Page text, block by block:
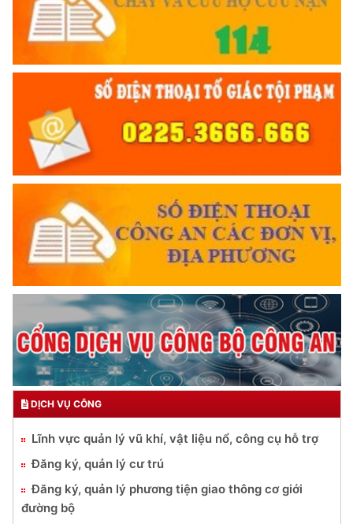
DỊCH VỤ CÔNG
Lĩnh vực quản lý vũ khí, vật liệu nổ, công cụ hỗ trợ
Đăng ký, quản lý cư trú
Đăng ký, quản lý phương tiện giao thông cơ giới
đường bộ